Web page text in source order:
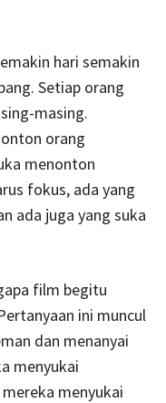
hari semakin
Setiap orang
masing.
orang
menonton
fokus, ada yang
ada juga yang suka
film begitu
ini muncul
dan menanyai
menyukai
menyukai